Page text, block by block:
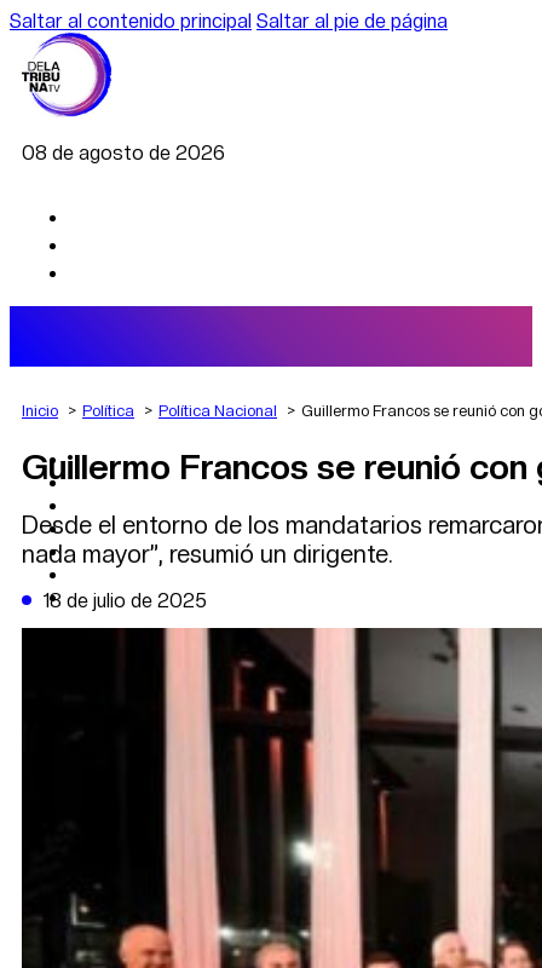
Saltar al contenido principal Saltar al pie de página
08 de agosto de 2026
AGRO
DEPORTES
POLÍTICA
CAMBIO CLIMÁTICO
DATA FIRME
DE LA TRIBUNA TV
Inicio Política Política Nacional Guillermo Francos se reunió con
Guillermo Francos se reunió
Desde el entorno de los mandatarios
nada mayor”, resumió un dirigente.
18 de julio de 2025